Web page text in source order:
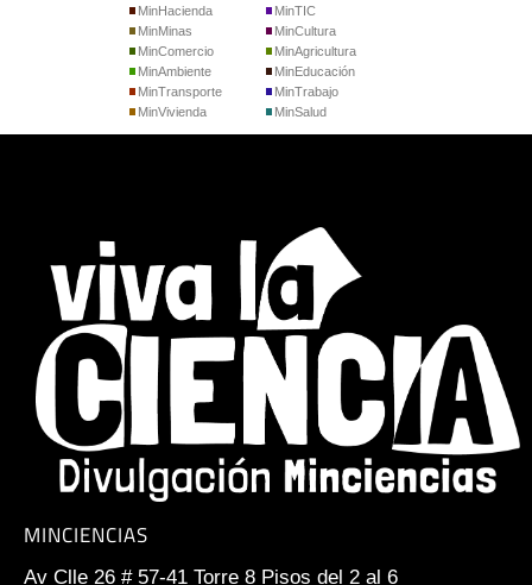
MinHacienda
MinMinas
MinComercio
MinTIC
MinCultura
MinAgricultura
MinAmbiente
MinTransporte
MinVivienda
MinEducación
MinTrabajo
MinSalud
MINCIENCIAS
Av Clle 26 # 57-41 Torre 8 Pisos del 2 al 6